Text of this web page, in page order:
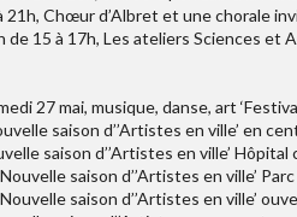
21h, Chœur d’Albret et une chorale
de 15 à 17h, Les ateliers Sciences et
27 mai, musique, danse, art
saison d’’Artistes en ville’ en
saison d’’Artistes en ville’ Hôpital
saison d’’Artistes en ville’
saison d’’Artistes en ville’